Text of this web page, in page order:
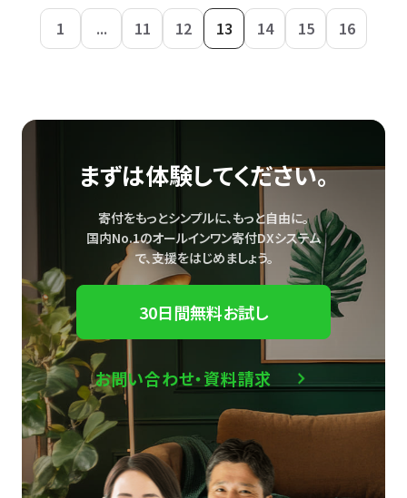
1 ... 11 12 13 14 15 16
まずは体験してください。
寄付をもっとシンプルに、もっと自由に。
国内No.1のオールインワン寄付DXシステム
で、支援をはじめましょう。
30日間無料お試し
お問い合わせ・資料請求